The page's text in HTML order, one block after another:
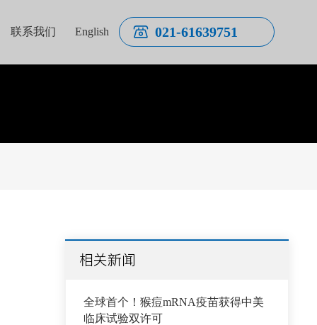
联系我们 English 021-61639751
相关新闻
全球首个！猴痘mRNA疫苗获得中美
临床试验双许可